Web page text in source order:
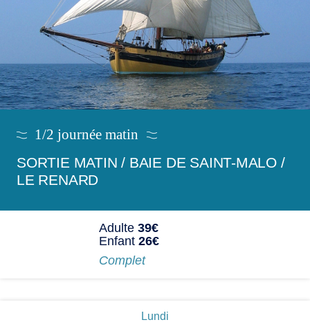
1/2 journée matin
SORTIE MATIN / BAIE DE SAINT-MALO /
LE RENARD
Adulte 39€
Enfant 26€
Complet
Lundi